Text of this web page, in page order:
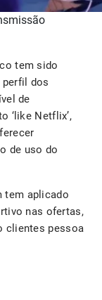
tem sido
dos
de
‘like Netflix’,
de uso do
tem aplicado
nas ofertas,
clientes pessoa